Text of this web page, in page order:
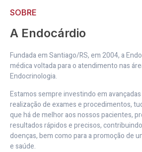
SOBRE
A Endocárdio
Fundada em Santiago/RS, em 2004, a
médica voltada para o atendimento nas
Endocrinologia.
Estamos sempre investindo em
realização de exames e procedimentos,
que há de melhor aos nossos pacientes,
resultados rápidos e precisos,
doenças, bem como para a promoção de
e saúde.